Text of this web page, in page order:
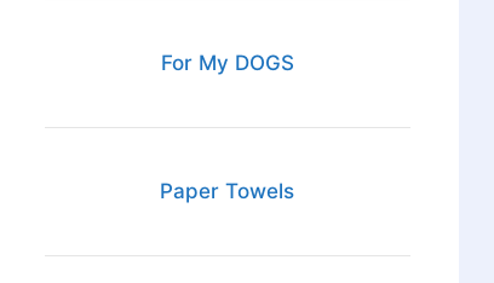
For My DOGS
Paper Towels